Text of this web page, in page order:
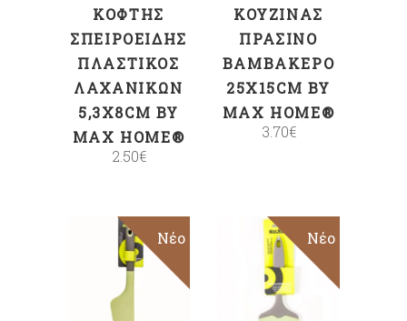
ΚΌΦΤΗΣ
ΣΠΕΙΡΟΕΙΔΉΣ
ΠΛΑΣΤΙΚΌΣ
ΛΑΧΑΝΙΚΏΝ
5,3X8CM BY
MAX HOME®
2.50€
ΚΟΥΖΊΝΑΣ
ΠΡΆΣΙΝΟ
ΒΑΜΒΑΚΕΡΌ
25X15CM BY
MAX HOME®
3.70€
Νέο
ΠΡΟΣΘΉΚΗ
ΣΤΟ ΚΑΛΆΘΙ
Νέο
ΠΡΟΣΘΉΚΗ
ΣΤΟ ΚΑΛΆΘΙ